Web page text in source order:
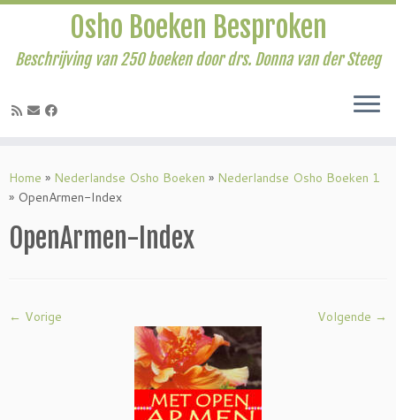
naar
inhoud
Osho Boeken Besproken
Beschrijving van 250 boeken door drs. Donna van der Steeg
Home » Nederlandse Osho Boeken » Nederlandse Osho Boeken 1
» OpenArmen-Index
OpenArmen-Index
← Vorige Volgende →